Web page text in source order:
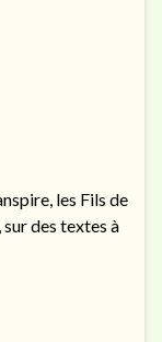
les Fils de
des textes à